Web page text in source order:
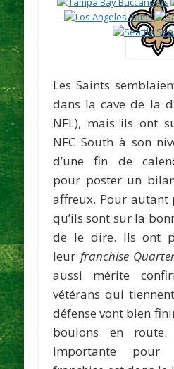
Les Saints
dans la cave de la
NFL), mais ils ont
NFC South à son
d’une fin de
pour poster un
affreux. Pour autant
qu’ils sont sur la
de le dire. Ils ont
leur franchise
aussi mérite
vétérans qui
défense vont bien
boulons en
importante